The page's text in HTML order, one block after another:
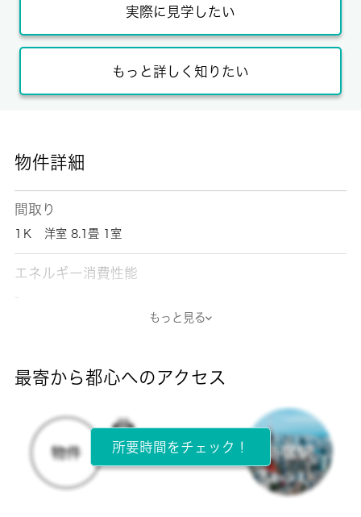
実際に見学したい
もっと詳しく知りたい
物件詳細
間取り
1Ｋ 洋室 8.1畳 1室
エネルギー消費性能
-
所在階
1階 / 2階建
もっと見る
最寄から都心へのアクセス
所要時間をチェック！